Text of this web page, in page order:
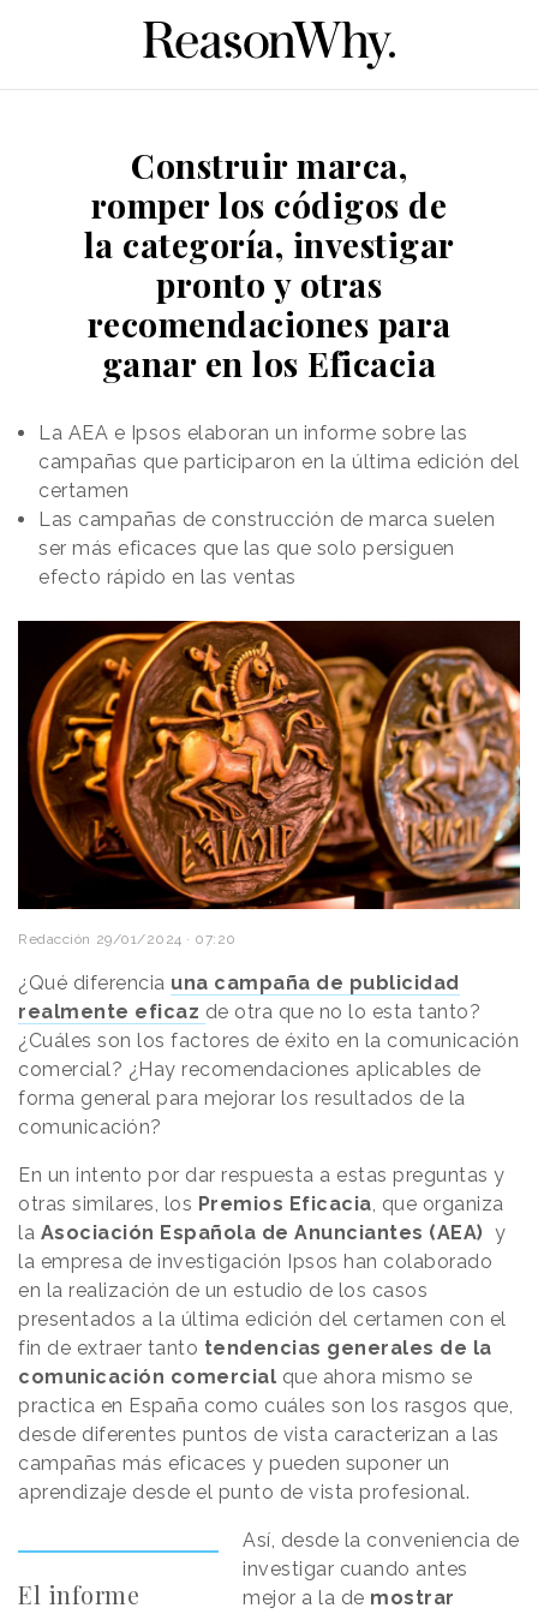
Construir marca,
romper los códigos de
la categoría, investigar
pronto y otras
recomendaciones para
ganar en los Eficacia
La AEA e Ipsos elaboran un informe sobre las
campañas que participaron en la última edición del
certamen
Las campañas de construcción de marca suelen
ser más eficaces que las que solo persiguen
efecto rápido en las ventas
Redacción 29/01/2024 · 07:20
¿Qué diferencia una campaña de publicidad
realmente eficaz de otra que no lo esta tanto?
¿Cuáles son los factores de éxito en la comunicación
comercial? ¿Hay recomendaciones aplicables de
forma general para mejorar los resultados de la
comunicación?
En un intento por dar respuesta a estas preguntas y
otras similares, los Premios Eficacia, que organiza
la Asociación Española de Anunciantes (AEA) y
la empresa de investigación Ipsos han colaborado
en la realización de un estudio de los casos
presentados a la última edición del certamen con el
fin de extraer tanto tendencias generales de la
comunicación comercial que ahora mismo se
practica en España como cuáles son los rasgos que,
desde diferentes puntos de vista caracterizan a las
campañas más eficaces y pueden suponer un
aprendizaje desde el punto de vista profesional.
El informe
Así, desde la conveniencia de
investigar cuando antes
mejor a la de mostrar